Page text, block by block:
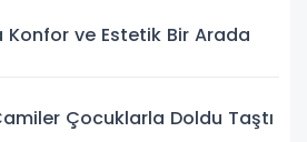
Konfor ve Estetik Bir Arada
Çocuklarla Doldu Taştı